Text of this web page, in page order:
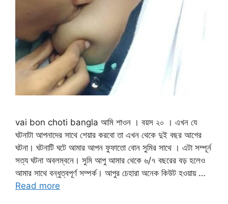
vai bon choti bangla আমি শাওন । বয়স ২০ । এখন যে
ঘটনাটা আপনাদের সাথে শেয়ার করবো তা এখন থেকে দুই বছর আগের
ঘটনা। ঘটনাটি ঘটে আমার আপন ফুফাতো বোন সুমির সাথে । এটা সম্পূর্ন
সত্য ঘটনা অবলম্বনে। সুমি আপু আমার থেকে ৬/৭ বছরের বড় হলেও
আমার সাথে বন্ধুত্বপূর্ণ সম্পর্ক। আপুর চেহারা অনেক কিউট হওয়ায় …
Read more